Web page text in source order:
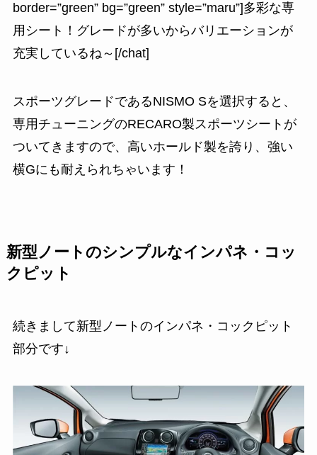
border=”green” bg=”green” style=”maru”]多彩な専
用シート！グレードが多いからバリエーションが
充実しているね～[/chat]
スポーツグレードであるNISMO Sを選択すると、
専用チューニングのRECARO製スポーツシート が
ついてきますので、高いホールド製を誇り、強い
横Gにも耐えられちゃいます！
新型ノートのシンプルなインパネ・コッ
クピット
続きまして新型ノートのインパネ・コックピット
部分です↓